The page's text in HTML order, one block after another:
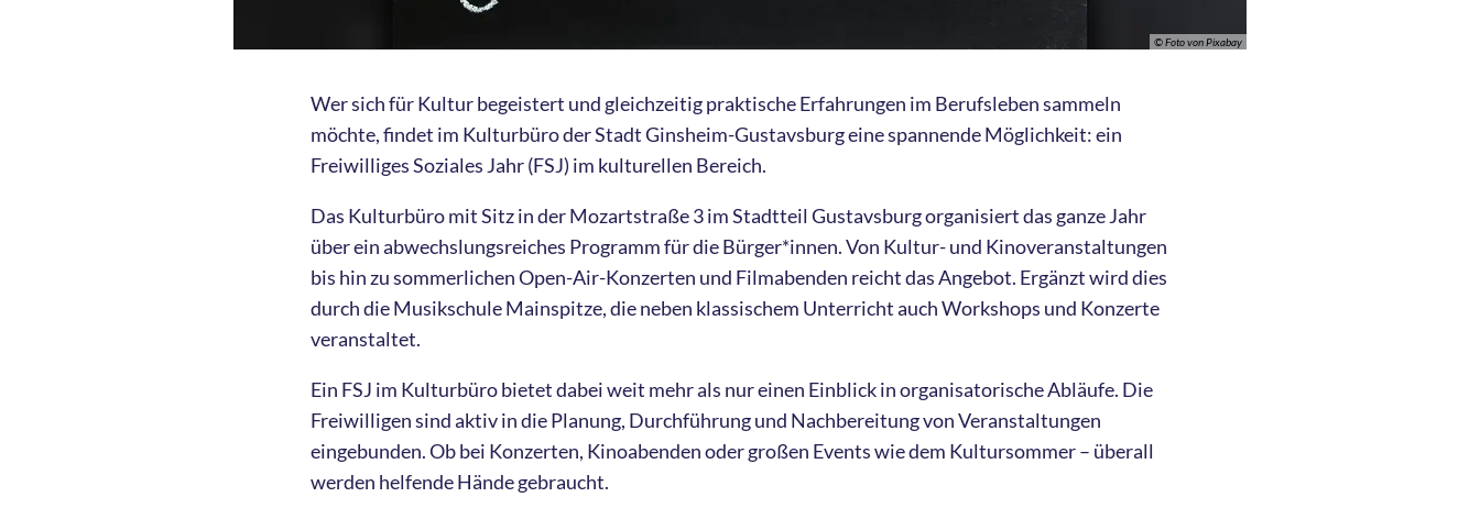
© Foto von Pixabay
Wer sich für Kultur begeistert und gleichzeitig praktische Erfahrungen im Berufsleben sammeln
möchte, findet im Kulturbüro der Stadt Ginsheim-Gustavsburg eine spannende Möglichkeit: ein
Freiwilliges Soziales Jahr (FSJ) im kulturellen Bereich.
Das Kulturbüro mit Sitz in der Mozartstraße 3 im Stadtteil Gustavsburg organisiert das ganze Jahr
über ein abwechslungsreiches Programm für die Bürger*innen. Von Kultur- und Kinoveranstaltungen
bis hin zu sommerlichen Open-Air-Konzerten und Filmabenden reicht das Angebot. Ergänzt wird dies
durch die Musikschule Mainspitze, die neben klassischem Unterricht auch Workshops und Konzerte
veranstaltet.
Ein FSJ im Kulturbüro bietet dabei weit mehr als nur einen Einblick in organisatorische Abläufe. Die
Freiwilligen sind aktiv in die Planung, Durchführung und Nachbereitung von Veranstaltungen
eingebunden. Ob bei Konzerten, Kinoabenden oder großen Events wie dem Kultursommer – überall
werden helfende Hände gebraucht.